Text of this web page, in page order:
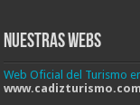
Nuestras Webs
Web Oficial del Turismo
www.cadizturismo.com